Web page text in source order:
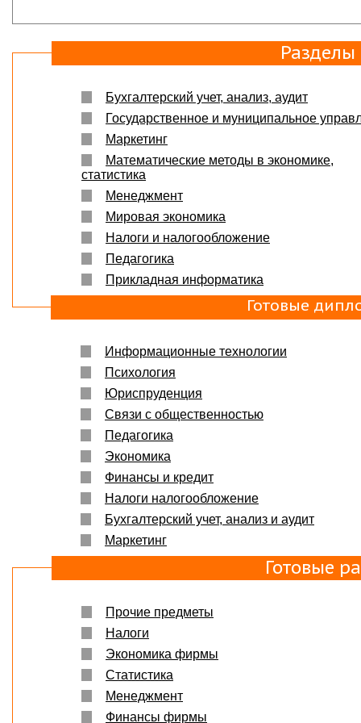
Яна
Большое спасибо Вам и автору!!! Это именно то,
Спасибо, что ВЫ есть!!!Бухгалтерский учет, анализ, аудит
Государственное и муниципальное
Маркетинг
Математические методы в экономике,
статистика
Менеджмент
Мировая экономика
Налоги и налогообложение
Педагогика
Прикладная информатика
Готовые
Информационные технологии
Психология
Юриспруденция
Связи с общественностью
Педагогика
Экономика
Финансы и кредит
Налоги налогообложение
Бухгалтерский учет, анализ и аудит
Маркетинг
Готовые
Прочие предметы
Налоги
Экономика фирмы
Статистика
Менеджмент
Финансы фирмы